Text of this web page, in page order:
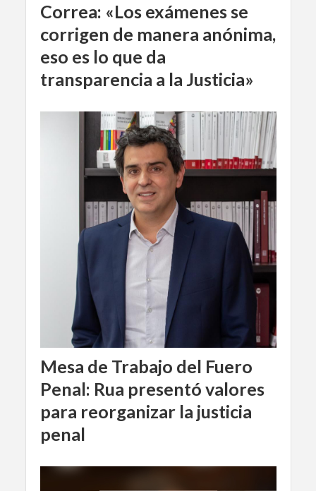
Correa: «Los exámenes se
corrigen de manera anónima,
eso es lo que da
transparencia a la Justicia»
Mesa de Trabajo del Fuero
Penal: Rua presentó valores
para reorganizar la justicia
penal